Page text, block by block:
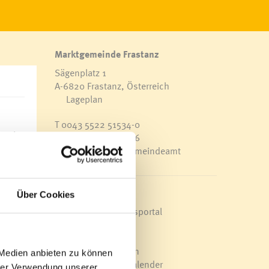
Über Cookies
anbieten zu können
Marktgemeinde Frastanz
Sägenplatz 1
A-6820 Frastanz, Österreich
Lageplan
T0043 5522 51534-0
F 0043 5522 51534-6
E-Mail an das Gemeindeamt
Schnellzugriff
Veröffentlichungsportal
Bürgermeldungen
Veranstaltungskalender